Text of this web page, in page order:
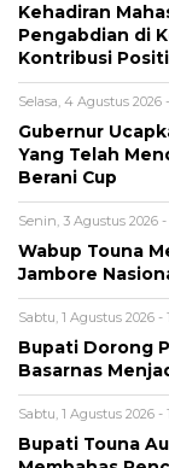
Kehadiran
Pengabdian di
Kontribusi
Selasa, 4 Agustus 2026
Gubernur
Yang Telah
Berani Cup
Senin, 3 Agustus 2026 -
Wabup Touna
Jambore
Sabtu, 1 Agustus 2026 -
Bupati Dorong
Basarnas
Sabtu, 1 Agustus 2026 -
Bupati Touna